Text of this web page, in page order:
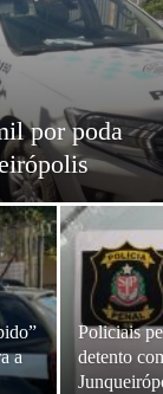
por poda
a
Policiais
detento